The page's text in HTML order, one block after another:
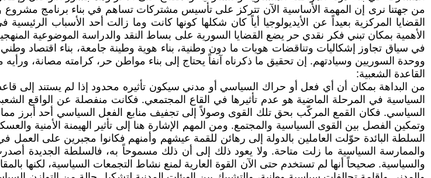
من جهتنا نرى إن المهمة الأساسية الآن تتركز على تأسيس مشتركات تساهم في بناء برنامج
القضايا المركزية بعيداً عن الأيديولوجيا أياً كان شكلها كونها كانت وما زالت أحد الأسباب
الأهمية بمكان تبني فكر نقدي حر يضع القضايا السورية على بساط النقد والدراسة الموضوعية
في سياق تجاوز إشكاليات وتناقضات هويات ما دون وطنية، بناء هوية وطينة جامعة، بناء اقتصاد وطني
ووحدة السوريين وسيادتهم. إن تحقيق ما ذكرناه آنفاً يحتاج إلى بناء مواطن حر، كرامته مصانة،
القاعدة الشعبية:
من البداهة بمكان أن أي فعل أو حراك السياسي أو مدني سيكون تأثيره محدود إذا لم يستند إلى
السياسية في المرحلة الماضية هو عدم تأثيرها في القاع المجتمعي. فكانت منفصلة عن الواقع
السياسي. فكان القمع المركّب بحق تلك القوى وصولاً إلى تجفيف منابع الفعل السياسي أحد أبرز
وتمكين الفصل بين القوى السياسية والمجتمع. ومن المهم الإشارة هنا إلى تأثير الهيمنة الأمنية
السلطة البائدة حوّلت العاملين بالدولة إلى رهائن للقمة عيشهم وأمنهم فكانوا مجبرين على
والممارسة السياسية ما زلت متاحة. ولا يعود ذلك إلى أن ذلك مسموحاً به، فالسلطة الجديدة
والسياسية. صحيحاً أنها لم تستخدم حتى الآن القوة العارية لمنع نشاط التجمعات السياسية، لكنها